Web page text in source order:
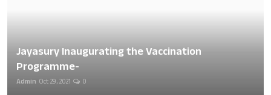
Jayasury Inaugurating the Vaccination
Programme-
Admin Oct 29, 2021 0